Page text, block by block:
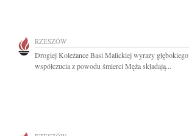
RZESZÓW
Drogiej Koleżance Basi Malickiej wyrazy głębokiego
współczucia z powodu śmierci Męża składają...